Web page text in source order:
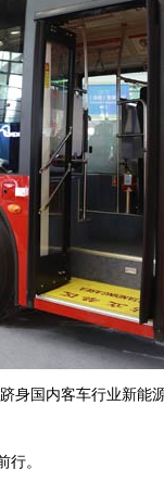
国内客车行业新
。